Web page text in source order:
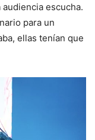
escucha.
para un
ellas tenían que